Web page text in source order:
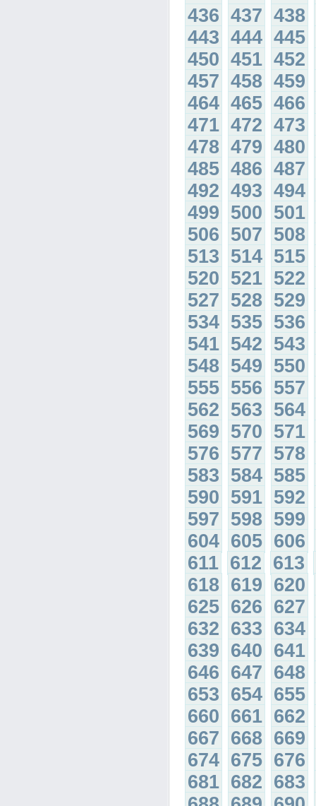
436 437 438
443 444 445
450 451 452
457 458 459
464 465 466
471 472 473
478 479 480
485 486 487
492 493 494
499 500 501
506 507 508
513 514 515
520 521 522
527 528 529
534 535 536
541 542 543
548 549 550
555 556 557
562 563 564
569 570 571
576 577 578
583 584 585
590 591 592
597 598 599
604 605 606
611 612 613
618 619 620
625 626 627
632 633 634
639 640 641
646 647 648
653 654 655
660 661 662
667 668 669
674 675 676
681 682 683